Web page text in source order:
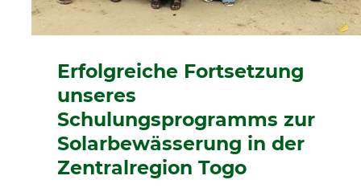
Erfolgreiche Fortsetzung
unseres
Schulungsprogramms zur
Solarbewässerung in der
Zentralregion Togo